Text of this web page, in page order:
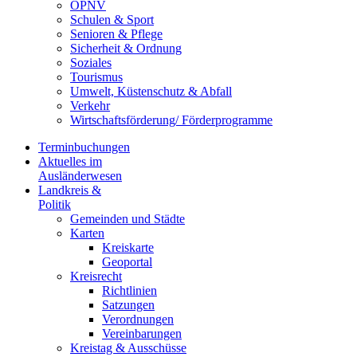
ÖPNV
Schulen & Sport
Senioren & Pflege
Sicherheit & Ordnung
Soziales
Tourismus
Umwelt, Küstenschutz & Abfall
Verkehr
Wirtschaftsförderung/ Förderprogramme
Terminbuchungen
Aktuelles im
Ausländerwesen
Landkreis &
Politik
Gemeinden und Städte
Karten
Kreiskarte
Geoportal
Kreisrecht
Richtlinien
Satzungen
Verordnungen
Vereinbarungen
Kreistag & Ausschüsse